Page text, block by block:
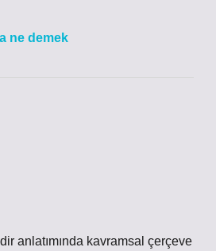
ne demek
anlatımında kavramsal çerçeve